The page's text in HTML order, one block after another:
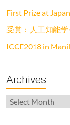
First Prize at
受賞：人工知能
ICCE2018 in
Archives
Archives